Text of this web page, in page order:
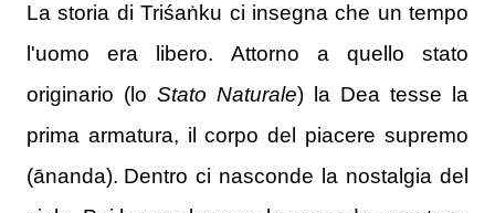
La storia diTriśaṅku ci insegna che un tempo
l'uomo era libero.
Attorno a quello stato
originario (lo Stato Naturale) la Dea tesse la
prima armatura, il corpo del piacere supremo
(ānanda). Dentro ci nasconde la nostalgia del